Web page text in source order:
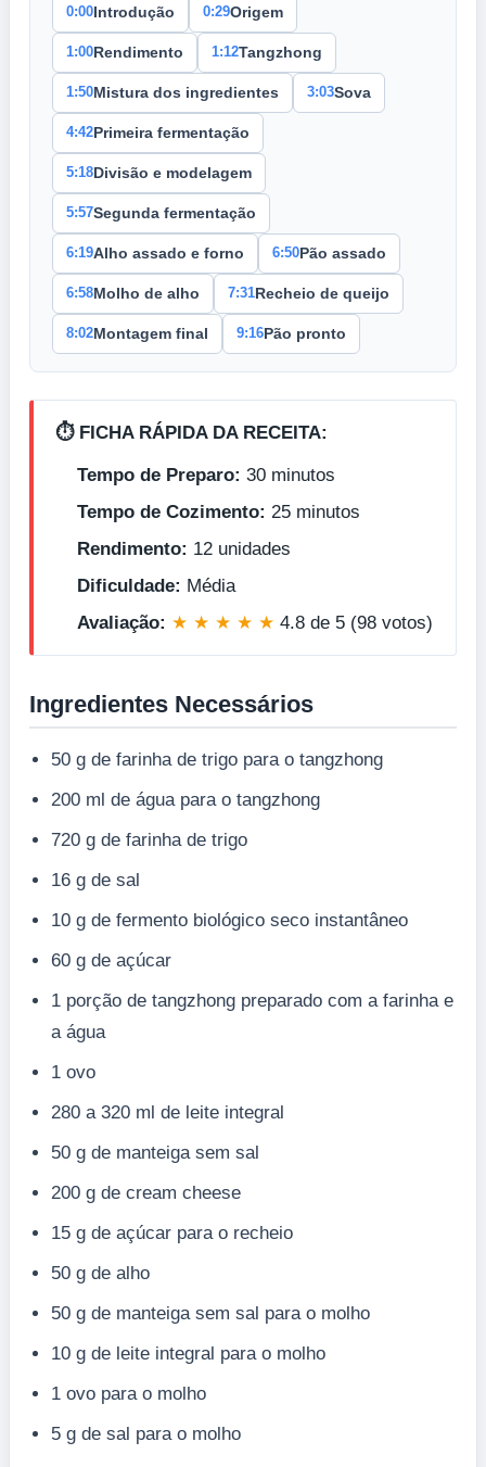
0:00 Introdução 0:29Origem
1:00 Rendimento 1:12Tangzhong
1:50Mistura dos ingredientes 3:03Sova
4:42 Primeira fermentação
5:18 Divisão e modelagem
5:57Segunda fermentação
6:19Alho assado e forno 6:50 Pão assado
6:58Molho de alho 7:31 Recheio de queijo
8:02Montagem final 9:16 Pão pronto
⏱️ FICHA RÁPIDA DA RECEITA:
Tempo de Preparo: 30 minutos
Tempo de Cozimento: 25 minutos
Rendimento: 12 unidades
Dificuldade: Média
Avaliação: ★ ★ ★ ★ ★ 4.8 de 5 (98 votos)
Ingredientes Necessários
50 g de farinha de trigo para o tangzhong
200 ml de água para o tangzhong
720 g de farinha de trigo
16 g de sal
10 g de fermento biológico seco instantâneo
60 g de açúcar
1 porção de tangzhong preparado com a farinha e
a água
1 ovo
280 a 320 ml de leite integral
50 g de manteiga sem sal
200 g de cream cheese
15 g de açúcar para o recheio
50 g de alho
50 g de manteiga sem sal para o molho
10 g de leite integral para o molho
1 ovo para o molho
5 g de sal para o molho